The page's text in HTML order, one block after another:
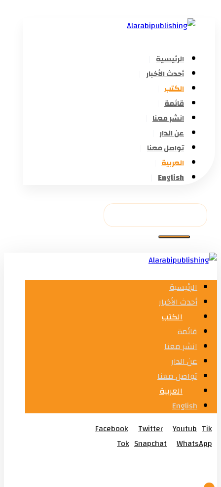
الرئيسية
أحدث الأخبار
الكتب
قائمة
انشر معنا
عن الدار
تواصل معنا
العربية
English
الرئيسية
أحدث الأخبار
الكتب
قائمة
انشر معنا
عن الدار
تواصل معنا
العربية
English
Facebook
Twitter Youtub Tik
Tok Snapchat
WhatsApp